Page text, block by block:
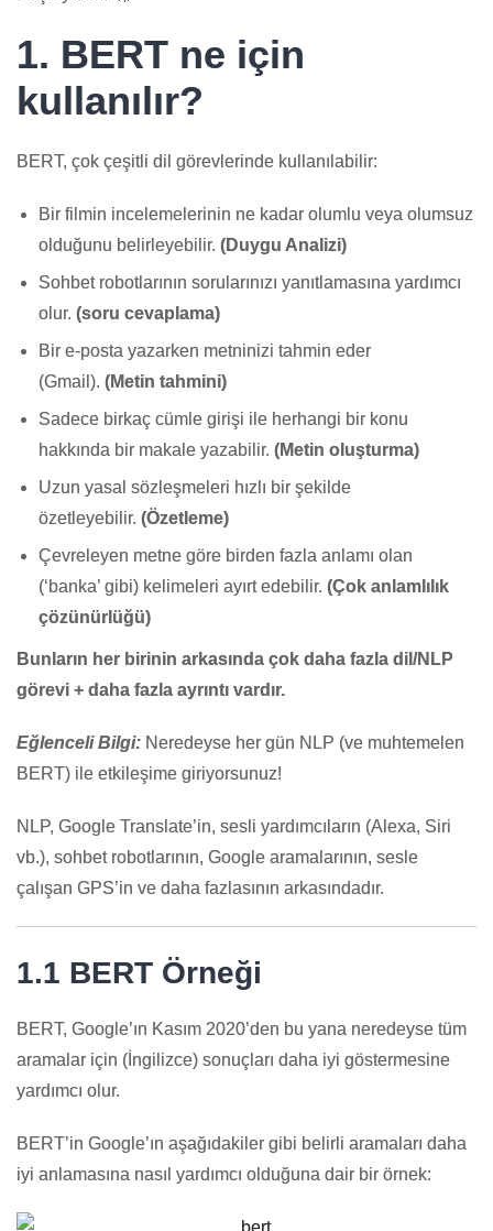
1. BERT ne için
kullanılır?
BERT, çok çeşitli dil görevlerinde kullanılabilir:
Bir filmin incelemelerinin ne kadar olumlu veya olumsuz
olduğunu belirleyebilir. (Duygu Analizi)
Sohbet robotlarının sorularınızı yanıtlamasına yardımcı
olur. (soru cevaplama)
Bir e-posta yazarken metninizi tahmin eder
(Gmail). (Metin tahmini)
Sadece birkaç cümle girişi ile herhangi bir konu
hakkında bir makale yazabilir. (Metin oluşturma)
Uzun yasal sözleşmeleri hızlı bir şekilde
özetleyebilir. (Özetleme)
Çevreleyen metne göre birden fazla anlamı olan
(‘banka’ gibi) kelimeleri ayırt edebilir. (Çok anlamlılık
çözünürlüğü)
Bunların her birinin arkasında çok daha fazla dil/NLP
görevi + daha fazla ayrıntı vardır.
Eğlenceli Bilgi: Neredeyse her gün NLP (ve muhtemelen
BERT) ile etkileşime giriyorsunuz!
NLP, Google Translate’in, sesli yardımcıların (Alexa, Siri
vb.), sohbet robotlarının, Google aramalarının, sesle
çalışan GPS’in ve daha fazlasının arkasındadır.
1.1 BERT Örneği
BERT, Google’ın Kasım 2020’den bu yana neredeyse tüm
aramalar için (İngilizce) sonuçları daha iyi göstermesine
yardımcı olur.
BERT’in Google’ın aşağıdakiler gibi belirli aramaları daha
iyi anlamasına nasıl yardımcı olduğuna dair bir örnek: